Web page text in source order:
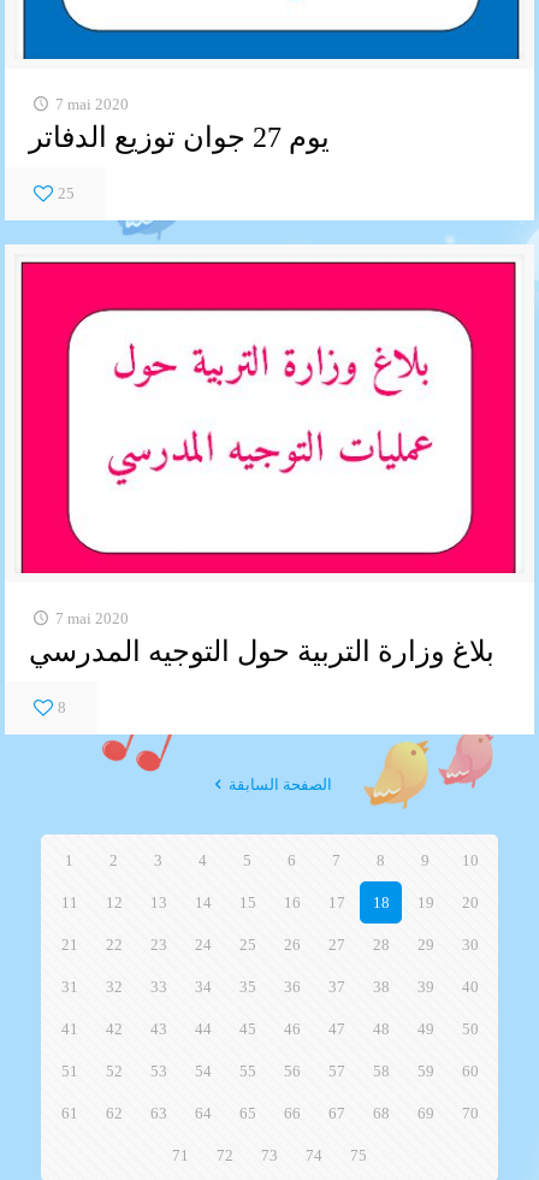
7 mai 2020
يوم 27 جوان توزيع الدفاتر
25
7 mai 2020
بلاغ وزارة التربية حول التوجيه المدرسي
8
الصفحة السابقة
1 2 3 4 5 6 7 8 9 10
11 12 13 14 15 16 17 18 19 20
21 22 23 24 25 26 27 28 29 30
31 32 33 34 35 36 37 38 39 40
41 42 43 44 45 46 47 48 49 50
51 52 53 54 55 56 57 58 59 60
61 62 63 64 65 66 67 68 69 70
71 72 73 74 75